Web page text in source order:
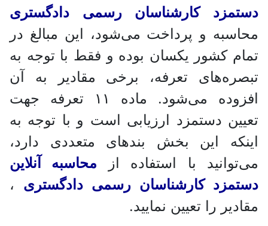
کارشناسان رسمی دادگستری
و پرداخت می‌شود، این مبالغ در
کشور یکسان بوده و فقط با توجه به
تعرفه، برخی مقادیر به آن
افزوده می‌شود. ماده ۱۱ تعرفه جهت
دستمزد ارزیابی است و با توجه به
این بخش بندهای متعددی دارد،
با استفاده از محاسبه آنلاین
کارشناسان رسمی دادگستری،
را تعیین نمایید.